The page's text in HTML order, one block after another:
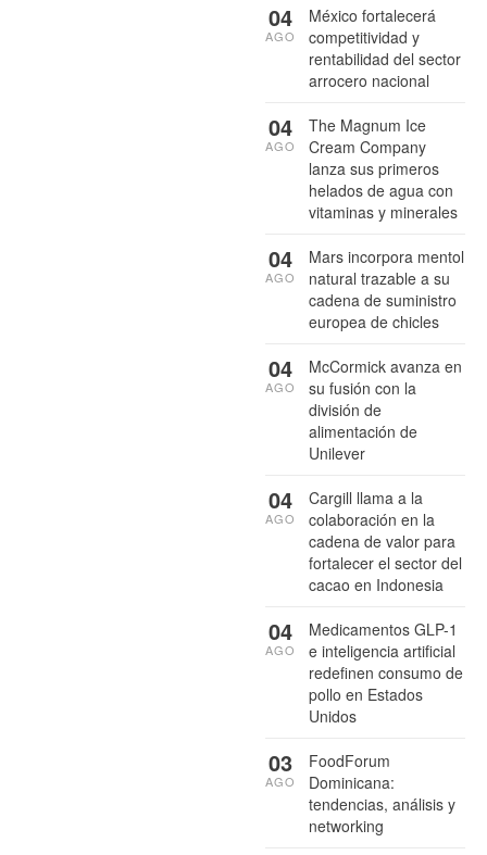
México fortalecerá
competitividad y
rentabilidad del sector
arrocero nacional
04
AGO
The Magnum Ice
Cream Company
lanza sus primeros
helados de agua con
vitaminas y minerales
04
AGO
Mars incorpora mentol
natural trazable a su
cadena de suministro
europea de chicles
04
AGO
McCormick avanza en
su fusión con la
división de
alimentación de
Unilever
04
AGO
Cargill llama a la
colaboración en la
cadena de valor para
fortalecer el sector del
cacao en Indonesia
04
AGO
Medicamentos GLP-1
e inteligencia artificial
redefinen consumo de
pollo en Estados
Unidos
04
AGO
FoodForum
Dominicana:
tendencias, análisis y
networking
03
AGO